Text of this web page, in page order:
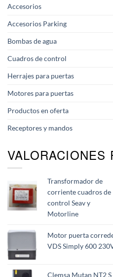
la
producto
Accesorios
Accesorios Parking
Bombas de agua
Cuadros de control
Herrajes para puertas
Motores para puertas
Productos en oferta
Receptores y mandos
VALORACIONES
Transformador de
corriente cuadros de
control Seav y
Motorline
Motor puerta
VDS Simply 600
Clemsa Mutan NT2 S